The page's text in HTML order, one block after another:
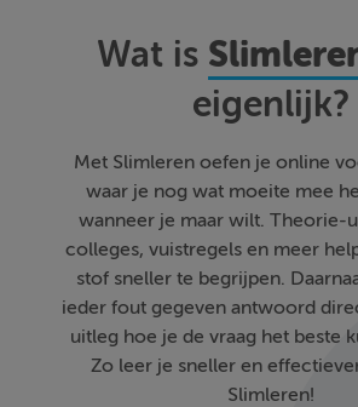
Wat is
eigenlijk?
Met Slimleren oefen je online
waar je nog wat moeite mee
wanneer je maar wilt. Theorie-
colleges, vuistregels en meer
stof sneller te begrijpen.
ieder fout gegeven antwoord
uitleg hoe je de vraag het beste
Zo leer je sneller en
Slimleren!